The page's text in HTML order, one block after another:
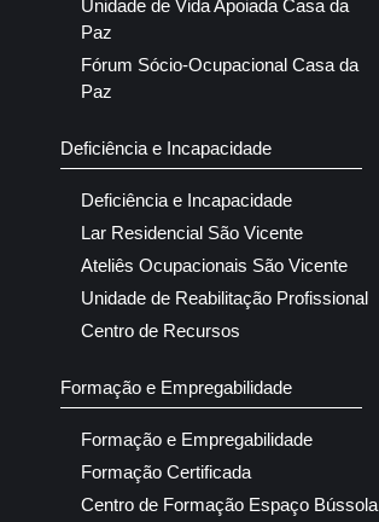
Unidade de Vida Apoiada Casa da
Paz
Fórum Sócio-Ocupacional Casa da
Paz
Deficiência e Incapacidade
Deficiência e Incapacidade
Lar Residencial São Vicente
Ateliês Ocupacionais São Vicente
Unidade de Reabilitação Profissional
Centro de Recursos
Formação e Empregabilidade
Formação e Empregabilidade
Formação Certificada
Centro de Formação Espaço Bússola